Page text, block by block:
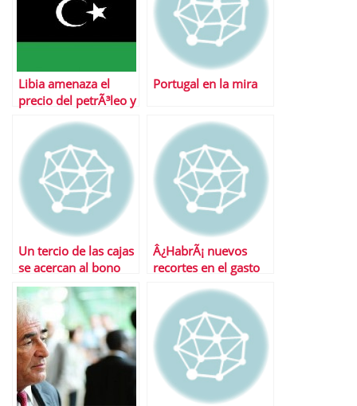
Libia amenaza el
precio del petrÃ³leo y
Portugal en la mira
Un tercio de las cajas
se acercan al bono
basura
Â¿HabrÃ¡ nuevos
recortes en el gasto